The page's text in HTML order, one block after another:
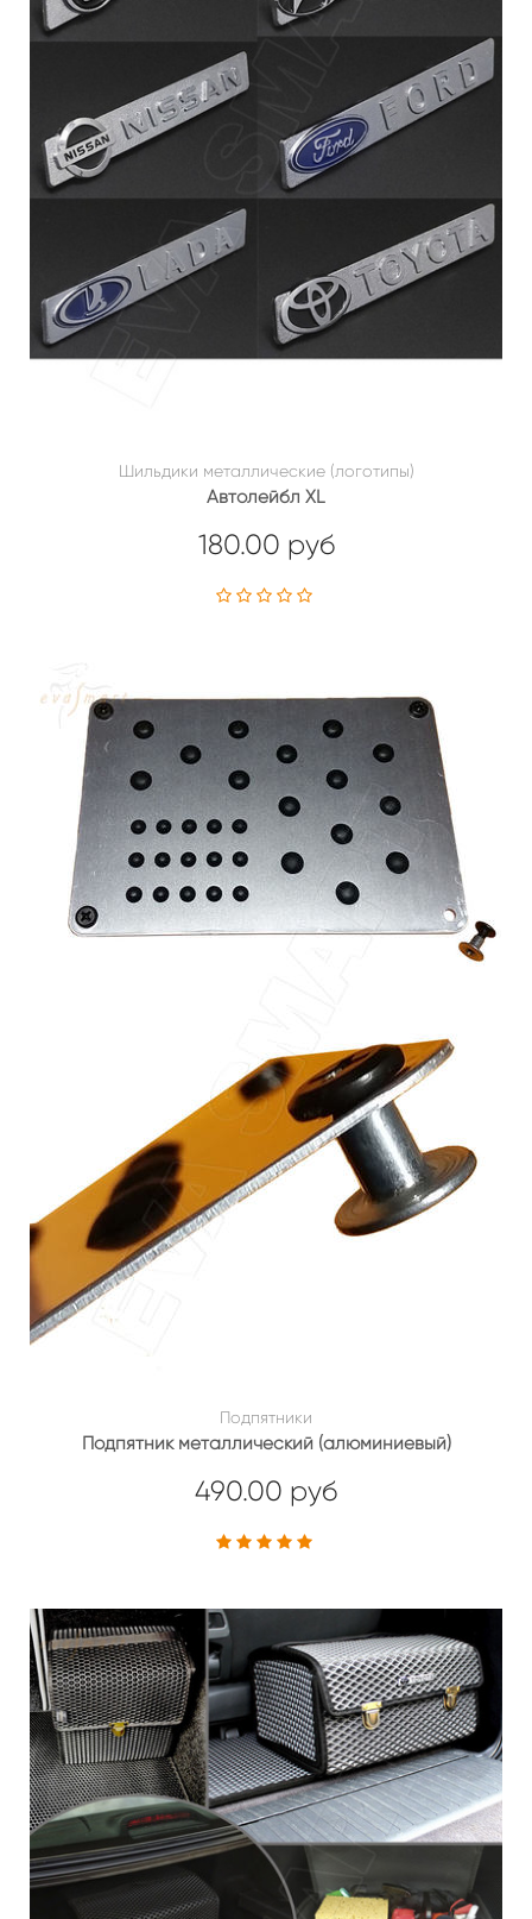
Шильдики металлические (логотипы)
Автолейбл XL
180.00 руб
Подпятники
Подпятник металлический (алюминиевый)
490.00 руб